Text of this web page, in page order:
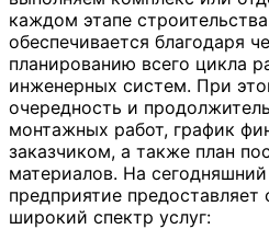
каждом этапе
обеспечивается благодаря
планированию всего цикла
инженерных систем. При
очередность и
монтажных работ, график
заказчиком, а также план
материалов. На
предприятие
широкий спектр услуг: